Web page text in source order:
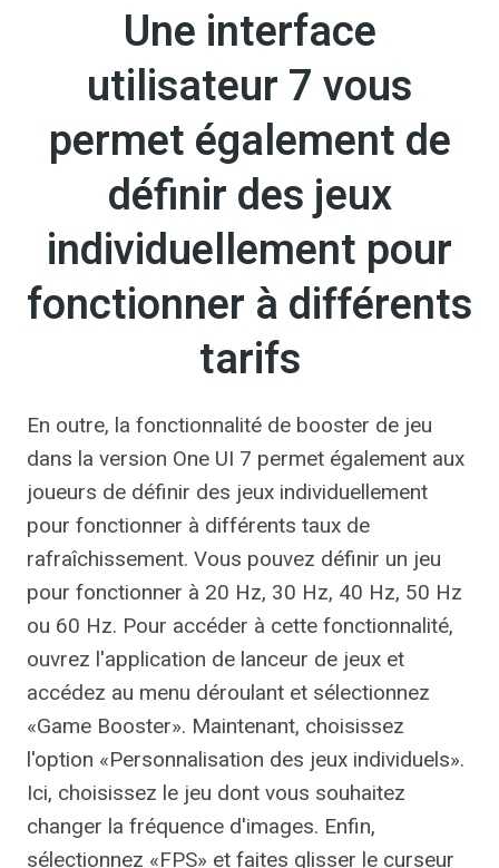
Une interface
utilisateur 7 vous
permet également de
définir des jeux
individuellement pour
fonctionner à différents
tarifs
En outre, la fonctionnalité de booster de jeu
dans la version One UI 7 permet également aux
joueurs de définir des jeux individuellement
pour fonctionner à différents taux de
rafraîchissement. Vous pouvez définir un jeu
pour fonctionner à 20 Hz, 30 Hz, 40 Hz, 50 Hz
ou 60 Hz. Pour accéder à cette fonctionnalité,
ouvrez l'application de lanceur de jeux et
accédez au menu déroulant et sélectionnez
«Game Booster». Maintenant, choisissez
l'option «Personnalisation des jeux individuels».
Ici, choisissez le jeu dont vous souhaitez
changer la fréquence d'images. Enfin,
sélectionnez «FPS» et faites glisser le curseur